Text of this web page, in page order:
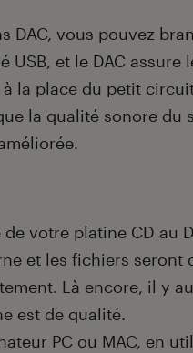
DAC, vous pouvez
USB, et le DAC assure
la place du petit
la qualité sonore du
votre platine CD au
et les fichiers seront
Là encore, il y
est de qualité.
PC ou MAC, en